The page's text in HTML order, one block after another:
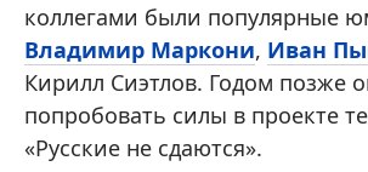
коллегами были популярные
Владимир Маркони, Иван
Кирилл Сиэтлов. Годом позже
попробовать силы в проекте
«Русские не сдаются».